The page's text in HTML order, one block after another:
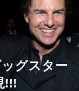
グスター
!!!